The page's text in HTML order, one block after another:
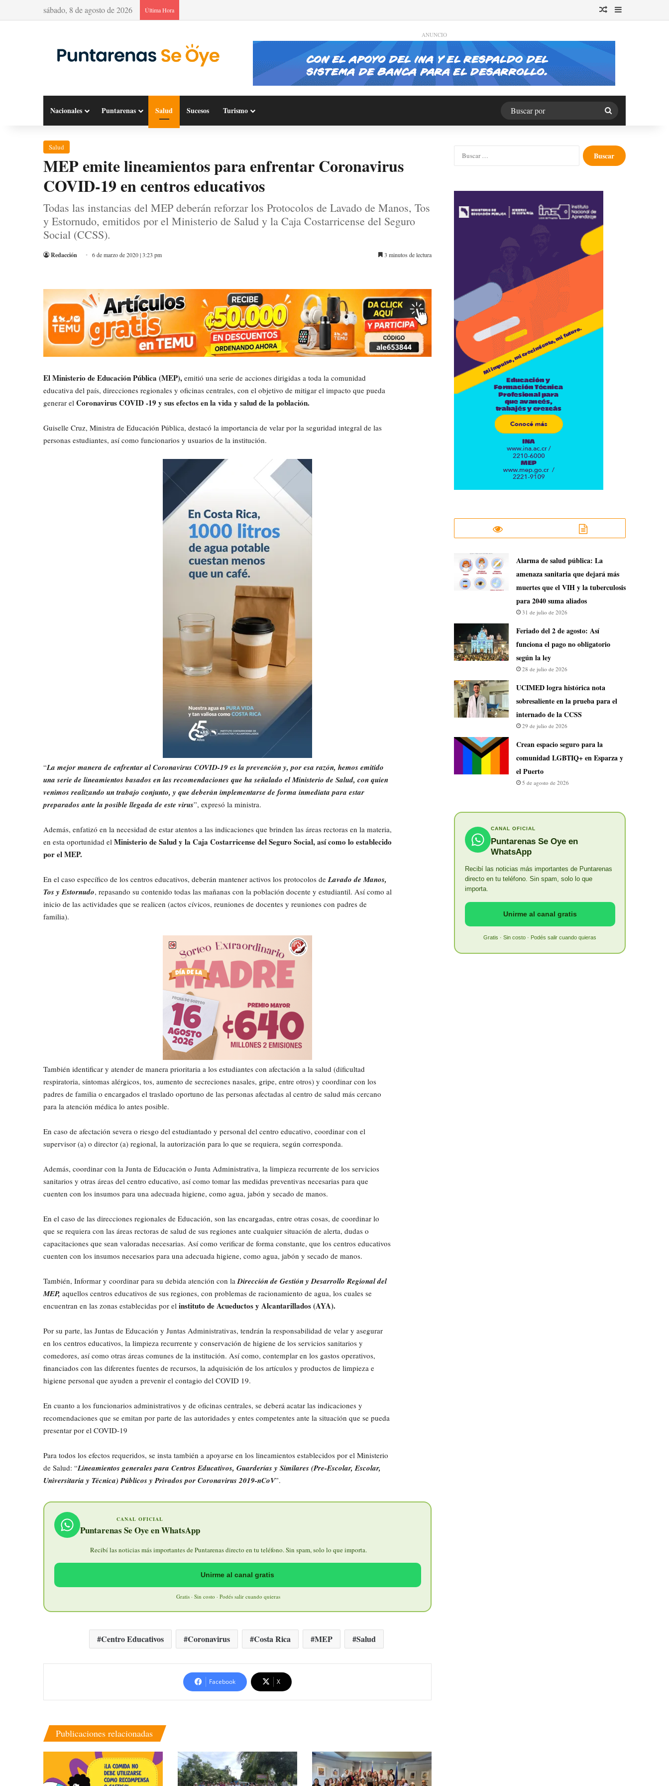
sábado, 8 de agosto de 2026 Última Hora Publicación al azar
Barra lateral
ANUNCIO
Nacionales Puntarenas Salud Sucesos Turismo
Buscar
por
Salud
MEP emite lineamientos para enfrentar Coronavirus
COVID-19 en centros educativos
Todas las instancias del MEP deberán reforzar los Protocolos de Lavado de Manos, Tos
y Estornudo, emitidos por el Ministerio de Salud y la Caja Costarricense del Seguro
Social (CCSS).
Redacción 6 de marzo de 2020 | 3:23 pm 3 minutos de lectura
El Ministerio de Educación Pública (MEP), emitió una serie de acciones dirigidas a toda la comunidad
educativa del país, direcciones regionales y oficinas centrales, con el objetivo de mitigar el impacto que pueda
generar el Coronavirus COVID -19 y sus efectos en la vida y salud de la población.
Guiselle Cruz, Ministra de Educación Pública, destacó la importancia de velar por la seguridad integral de las
personas estudiantes, así como funcionarios y usuarios de la institución.
“La mejor manera de enfrentar al Coronavirus COVID-19 es la prevención y, por esa razón, hemos emitido
una serie de lineamientos basados en las recomendaciones que ha señalado el Ministerio de Salud, con quien
venimos realizando un trabajo conjunto, y que deberán implementarse de forma inmediata para estar
preparados ante la posible llegada de este virus”, expresó la ministra.
Además, enfatizó en la necesidad de estar atentos a las indicaciones que brinden las áreas rectoras en la materia,
en esta oportunidad el Ministerio de Salud y la Caja Costarricense del Seguro Social, así como lo establecido
por el MEP.
En el caso específico de los centros educativos, deberán mantener activos los protocolos de Lavado de Manos,
Tos y Estornudo, repasando su contenido todas las mañanas con la población docente y estudiantil. Así como al
inicio de las actividades que se realicen (actos cívicos, reuniones de docentes y reuniones con padres de
familia).
También identificar y atender de manera prioritaria a los estudiantes con afectación a la salud (dificultad
respiratoria, síntomas alérgicos, tos, aumento de secreciones nasales, gripe, entre otros) y coordinar con los
padres de familia o encargados el traslado oportuno de las personas afectadas al centro de salud más cercano
para la atención médica lo antes posible.
En caso de afectación severa o riesgo del estudiantado y personal del centro educativo, coordinar con el
supervisor (a) o director (a) regional, la autorización para lo que se requiera, según corresponda.
Además, coordinar con la Junta de Educación o Junta Administrativa, la limpieza recurrente de los servicios
sanitarios y otras áreas del centro educativo, así como tomar las medidas preventivas necesarias para que
cuenten con los insumos para una adecuada higiene, como agua, jabón y secado de manos.
En el caso de las direcciones regionales de Educación, son las encargadas, entre otras cosas, de coordinar lo
que se requiera con las áreas rectoras de salud de sus regiones ante cualquier situación de alerta, dudas o
capacitaciones que sean valoradas necesarias. Así como verificar de forma constante, que los centros educativos
cuenten con los insumos necesarios para una adecuada higiene, como agua, jabón y secado de manos.
También, Informar y coordinar para su debida atención con la Dirección de Gestión y Desarrollo Regional del
MEP, aquellos centros educativos de sus regiones, con problemas de racionamiento de agua, los cuales se
encuentran en las zonas establecidas por el instituto de Acueductos y Alcantarillados (AYA).
Por su parte, las Juntas de Educación y Juntas Administrativas, tendrán la responsabilidad de velar y asegurar
en los centros educativos, la limpieza recurrente y conservación de higiene de los servicios sanitarios y
comedores, así como otras áreas comunes de la institución. Así como, contemplar en los gastos operativos,
financiados con las diferentes fuentes de recursos, la adquisición de los artículos y productos de limpieza e
higiene personal que ayuden a prevenir el contagio del COVID 19.
En cuanto a los funcionarios administrativos y de oficinas centrales, se deberá acatar las indicaciones y
recomendaciones que se emitan por parte de las autoridades y entes competentes ante la situación que se pueda
presentar por el COVID-19
Para todos los efectos requeridos, se insta también a apoyarse en los lineamientos establecidos por el Ministerio
de Salud: “Lineamientos generales para Centros Educativos, Guarderías y Similares (Pre-Escolar, Escolar,
Universitaria y Técnica) Públicos y Privados por Coronavirus 2019-nCoV”.
CANAL OFICIAL
Puntarenas Se Oye en WhatsApp
Recibí las noticias más importantes de Puntarenas directo en tu teléfono. Sin spam, solo lo que importa.
Unirme al canal gratis
Gratis · Sin costo · Podés salir cuando quieras
Centro Educativos Coronavirus Costa Rica MEP Salud
Facebook X
Publicaciones relacionadas
Buscar:
​Alarma de salud pública: La
amenaza sanitaria que dejará más
muertes que el VIH y la tuberculosis
para 2040 suma aliados
31 de julio de 2026
Feriado del 2 de agosto: Así
funciona el pago no obligatorio
según la ley
28 de julio de 2026
UCIMED logra histórica nota
sobresaliente en la prueba para el
internado de la CCSS
29 de julio de 2026
Crean espacio seguro para la
comunidad LGBTIQ+ en Esparza y
el Puerto
5 de agosto de 2026
CANAL OFICIAL
Puntarenas Se Oye en
WhatsApp
Recibí las noticias más importantes de Puntarenas
directo en tu teléfono. Sin spam, solo lo que
importa.
Unirme al canal gratis
Gratis · Sin costo · Podés salir cuando quieras